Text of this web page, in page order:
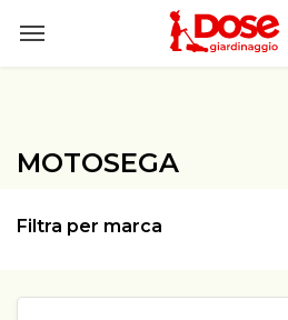
MOTOSEGA
Filtra per marca